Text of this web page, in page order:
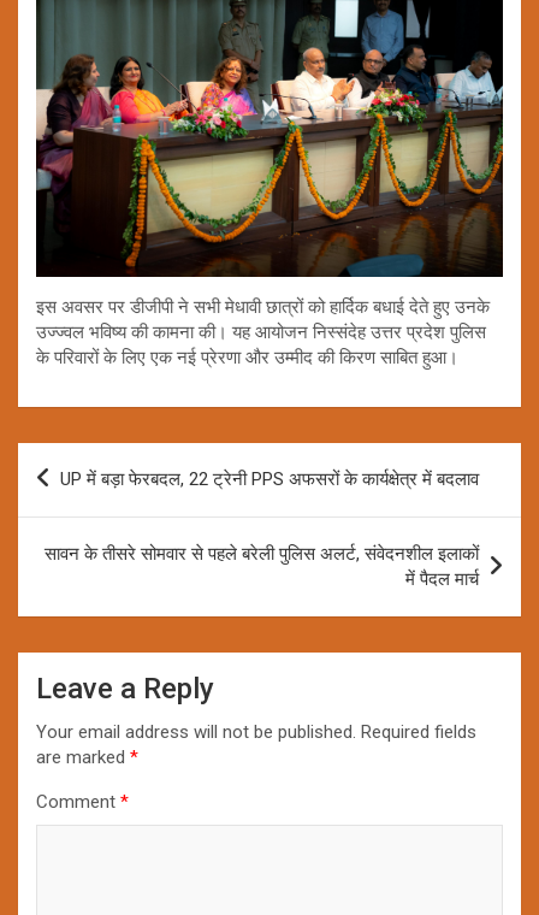
इस अवसर पर डीजीपी ने सभी मेधावी छात्रों को हार्दिक बधाई देते हुए उनके
उज्ज्वल भविष्य की कामना की। यह आयोजन निस्संदेह उत्तर प्रदेश पुलिस
के परिवारों के लिए एक नई प्रेरणा और उम्मीद की किरण साबित हुआ।
Post
navigation
UP में बड़ा फेरबदल, 22 ट्रेनी PPS अफसरों के कार्यक्षेत्र में बदलाव
सावन के तीसरे सोमवार से पहले बरेली पुलिस अलर्ट, संवेदनशील इलाकों
में पैदल मार्च
Leave a Reply
Your email address will not be published. Required fields
are marked *
Comment *